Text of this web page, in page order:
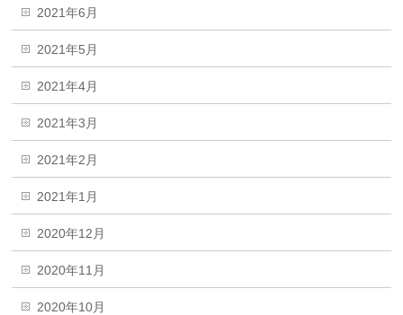
2021年6月
2021年5月
2021年4月
2021年3月
2021年2月
2021年1月
2020年12月
2020年11月
2020年10月